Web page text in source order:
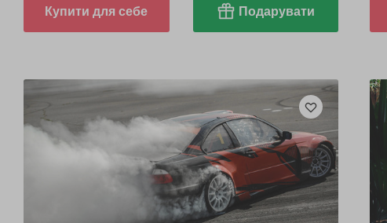
Купити для себе Подарувати